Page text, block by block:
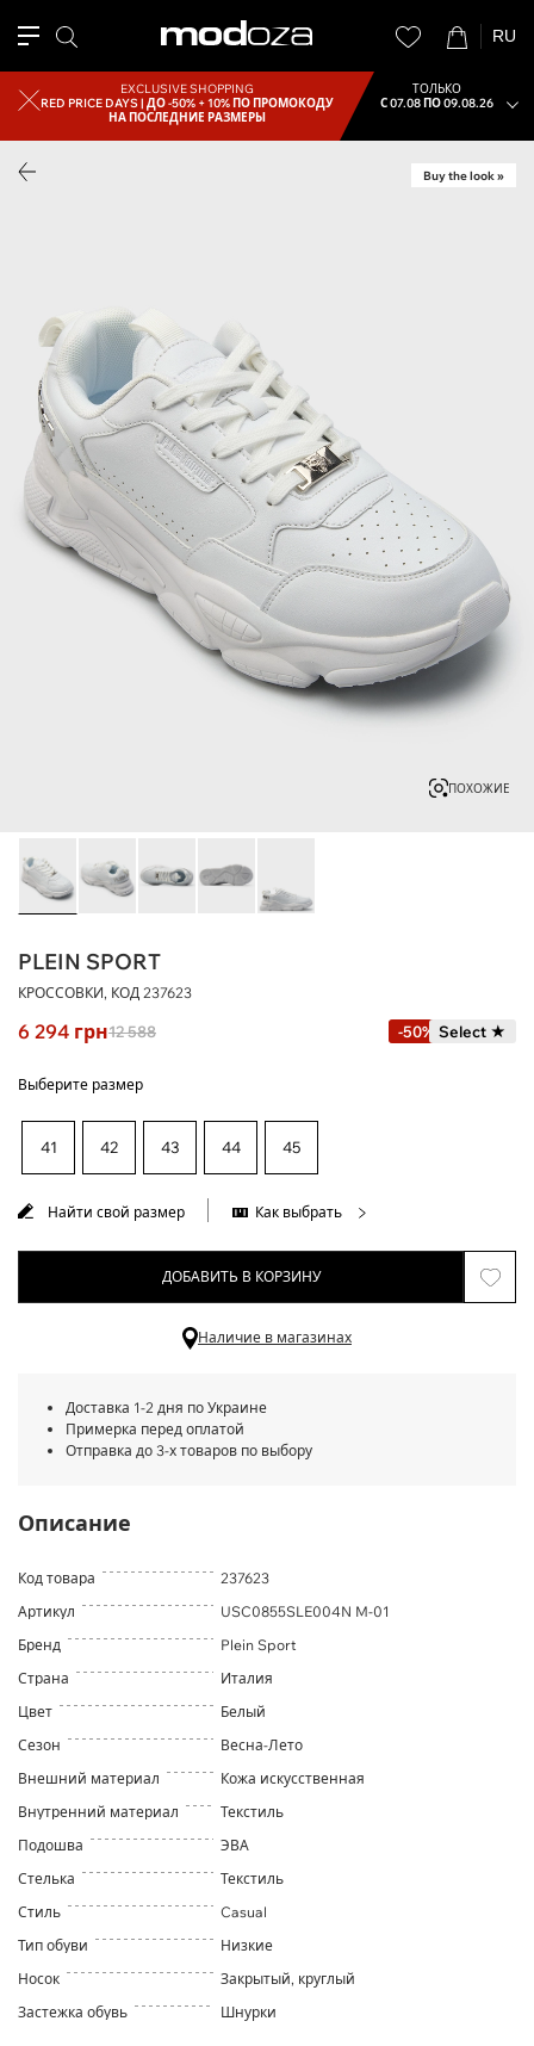
RU
EXCLUSIVE SHOPPING
RED PRICE DAYS |ДО -50% + 10% ПО ПРОМОКОДУ
НА ПОСЛЕДНИЕ РАЗМЕРЫ
ТОЛЬКО
С 07.08 ПО 09.08.26
Buy the look »
ПОХОЖИЕ
PLEIN SPORT
КРОССОВКИ, КОД 237623
6 294 грн12 588 -50% Select ★
Выберите размер
41 42 43 44 45
Найти свой размер Как выбрать
ДОБАВИТЬ В КОРЗИНУ
Наличие в магазинах
Доставка 1-2 дня по Украине
Примерка перед оплатой
Отправка до 3-х товаров по выбору
Описание
Код товара
237623
Артикул
USC0855SLE004N M-01
Бренд
Plein Sport
Страна
Италия
Цвет
Белый
Сезон
Весна-Лето
Внешний материал
Кожа искусственная
Внутренний материал
Текстиль
Подошва
ЭВА
Стелька
Текстиль
Стиль
Casual
Тип обуви
Низкие
Носок
Закрытый, круглый
Застежка обувь
Шнурки